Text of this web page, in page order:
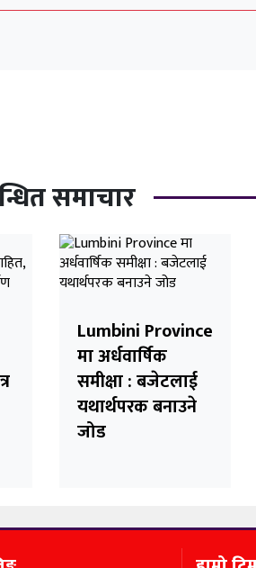
समाचार
Lumbini Province
मा अर्धवार्षिक
समीक्षा : बजेटलाई
यथार्थपरक बनाउने
जोड